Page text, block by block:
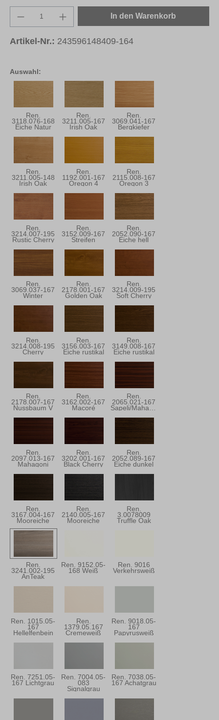
Auswahl:
Ren.
3118.076-168
Eiche Natur
Ren.
3211.005-167
Irish Oak
Ren.
3069.041-167
Bergkiefer
Ren.
3211.005-148
Irish Oak
Ren.
1192.001-167
Oregon 4
Ren.
2115.008-167
Oregon 3
Ren.
3214.007-195
Rustic Cherry
Ren.
3152.009-167
Streifen
Ren.
2052.090-167
Eiche hell
Ren.
3069.037-167
Winter
Ren.
2178.001-167
Golden Oak
Ren.
3214.009-195
Soft Cherry
Ren.
3214.008-195
Cherry
Ren.
3156.003-167
Eiche rustikal
Ren.
3149.008-167
Eiche rustikal
Ren.
2178.007-167
Nussbaum V
Ren.
3162.002-167
Macoré
Ren.
2065.021-167
Sapeli/Mahagoni
Ren.
2097.013-167
Mahagoni
Ren.
3202.001-167
Black Cherry
Ren.
2052.089-167
Eiche dunkel
Ren.
3167.004-167
Mooreiche
Ren.
2140.005-167
Mooreiche
Ren.
3.0078009
Truffle Oak
Ren.
3241.002-195
AnTeak
Ren. 9152.05-
168 Weiß
Ren. 9016
Verkehrsweiß
Ren. 1015.05-
167
Hellelfenbein
Ren.
1379.05.167
Cremeweiß
Ren. 9018.05-
167
Papyrusweiß
Ren. 7251.05-
167 Lichtgrau
Ren. 7004.05-
083
Signalgrau
Ren. 7038.05-
167 Achatgrau
Produkt Anzahl: Gib den gewünschten
In den Warenkorb
Artikel-Nr.: 243596148409-164